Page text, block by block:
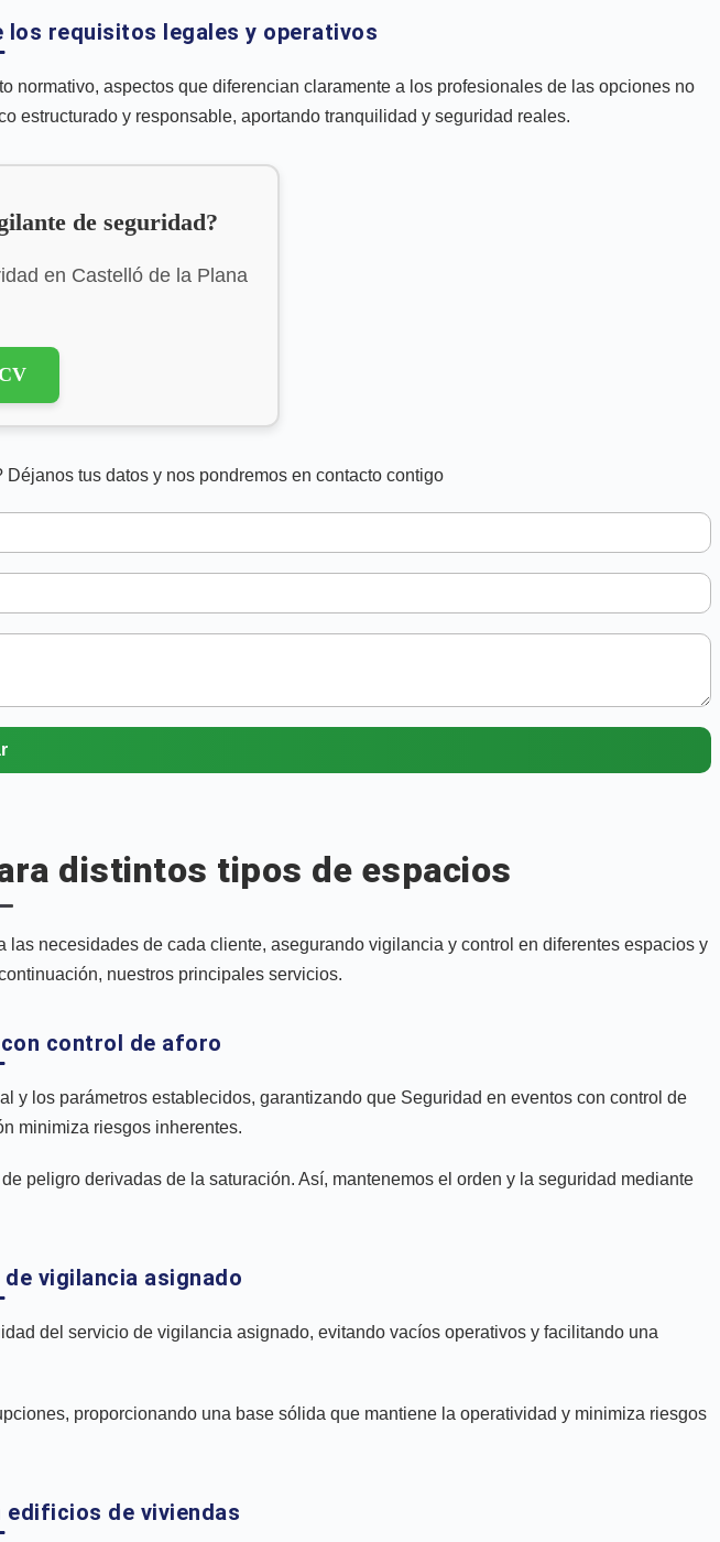
los requisitos legales y operativos
aspectos que diferencian claramente a los profesionales de las opciones no
estructurado y responsable, aportando tranquilidad y seguridad reales.
de seguridad?
en Castelló de la Plana
tus datos y nos pondremos en contacto contigo
distintos tipos de espacios
necesidades de cada cliente, asegurando vigilancia y control en diferentes espacios y
nuestros principales servicios.
control de aforo
los parámetros establecidos, garantizando que Seguridad en eventos con control de
minimiza riesgos inherentes.
peligro derivadas de la saturación. Así, mantenemos el orden y la seguridad mediante
vigilancia asignado
del servicio de vigilancia asignado, evitando vacíos operativos y facilitando una
proporcionando una base sólida que mantiene la operatividad y minimiza riesgos
de viviendas